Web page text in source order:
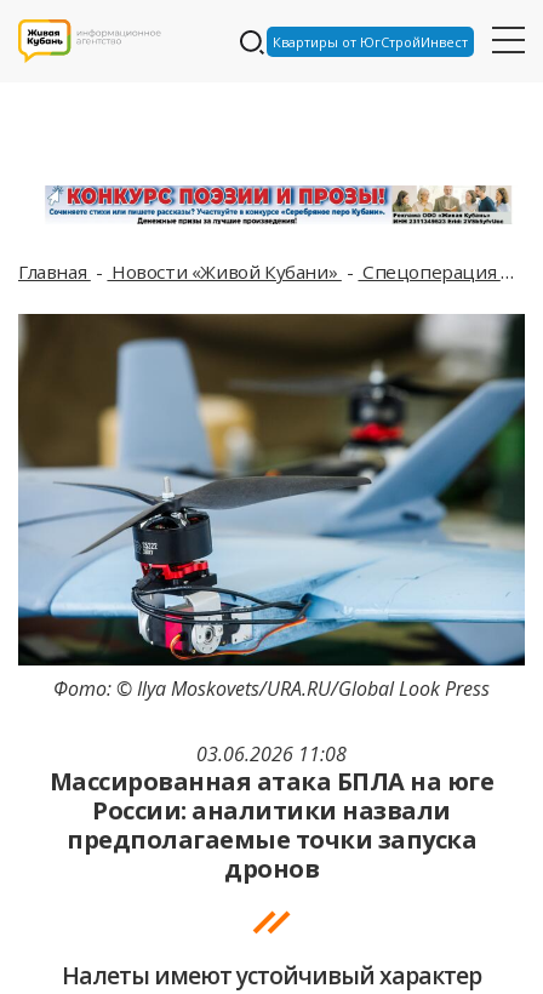
Квартиры от ЮгСтройИнвест
Главная Новости «Живой Кубани» Спецоперация
03.06.2026 11:08
Массированная атака БПЛА на юге
России: аналитики назвали
предполагаемые точки запуска
дронов
Налеты имеют устойчивый характер
Фото: © Ilya Moskovets/URA.RU/Global Look Press